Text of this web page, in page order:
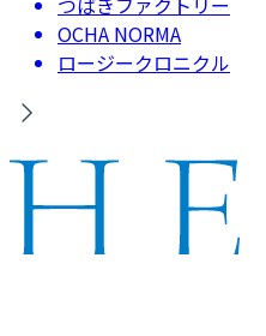
OCHA NORMA
ロージークロニクル